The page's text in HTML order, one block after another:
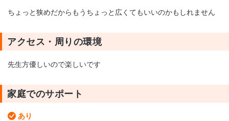
ちょっと狭めだからもうちょっと広くてもいいのかもしれません
アクセス・周りの環境
先生方優しいので楽しいです
家庭でのサポート
あり